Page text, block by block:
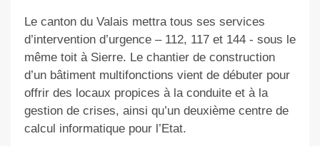
Le canton du Valais mettra tous ses services
d’intervention d’urgence – 112, 117 et 144 - sous le
même toit à Sierre. Le chantier de construction
d’un bâtiment multifonctions vient de débuter pour
offrir des locaux propices à la conduite et à la
gestion de crises, ainsi qu’un deuxième centre de
calcul informatique pour l’Etat.